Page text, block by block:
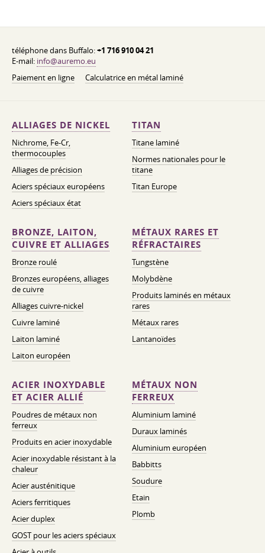
téléphone dans Buffalo:+1 716 910 04 21
E-mail: info@auremo.eu
Paiement en ligne
Calculatrice en métal laminé
ALLIAGES DE NICKEL
Nichrome, Fe-Cr,
thermocouples
Alliages de précision
Aciers spéciaux européens
Aciers spéciaux état
TITAN
Titane laminé
Normes nationales pour le
titane
Titan Europe
BRONZE, LAITON,
CUIVRE ET ALLIAGES
Bronze roulé
Bronzes européens, alliages
de cuivre
Alliages cuivre-nickel
Cuivre laminé
Laiton laminé
Laiton européen
MÉTAUX RARES ET
RÉFRACTAIRES
Tungstène
Molybdène
Produits laminés en métaux
rares
Métaux rares
Lantanoïdes
ACIER INOXYDABLE
ET ACIER ALLIÉ
Poudres de métaux non
ferreux
Produits en acier inoxydable
Acier inoxydable résistant à la
chaleur
Acier austénitique
Aciers ferritiques
Acier duplex
GOST pour les aciers spéciaux
MÉTAUX NON
FERREUX
Aluminium laminé
Duraux laminés
Aluminium européen
Babbitts
Soudure
Etain
Plomb